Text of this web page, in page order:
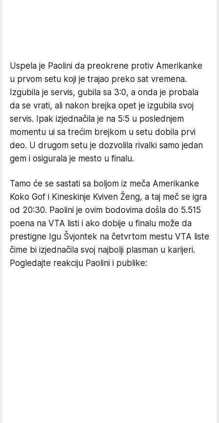
Uspela je Paolini da preokrene protiv Amerikanke
u prvom setu koji je trajao preko sat vremena.
Izgubila je servis, gubila sa 3:0, a onda je probala
da se vrati, ali nakon brejka opet je izgubila svoj
servis. Ipak izjednačila je na 5:5 u poslednjem
momentu ui sa trećim brejkom u setu dobila prvi
deo. U drugom setu je dozvolila rivalki samo jedan
gem i osigurala je mesto u finalu.
Tamo će se sastati sa boljom iz meča Amerikanke
Koko Gof i Kineskinje Kviven Ženg, a taj meč se igra
od 20:30. Paolini je ovim bodovima došla do 5.515
poena na VTA listi i ako dobije u finalu može da
prestigne Igu Švjontek na četvrtom mestu VTA liste
čime bi izjednačila svoj najbolji plasman u karijeri.
Pogledajte reakciju Paolini i publike: